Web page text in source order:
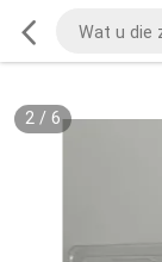
2/ 6